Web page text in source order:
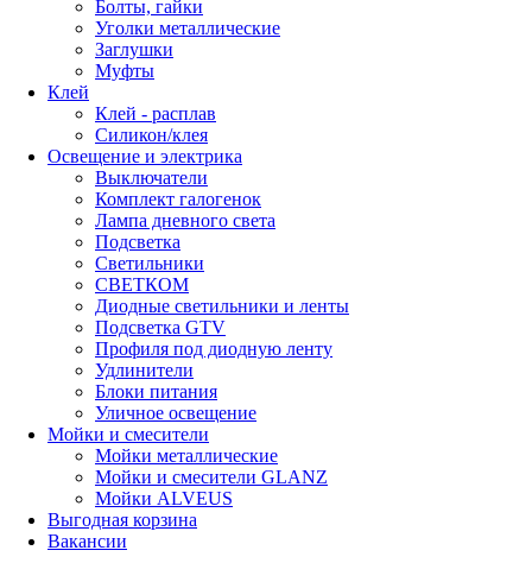
Болты, гайки
Уголки металлические
Заглушки
Муфты
Клей
Клей - расплав
Силикон/клея
Освещение и электрика
Выключатели
Комплект галогенок
Лампа дневного света
Подсветка
Светильники
СВЕТКОМ
Диодные светильники и ленты
Подсветка GTV
Профиля под диодную ленту
Удлинители
Блоки питания
Уличное освещение
Мойки и смесители
Мойки металлические
Мойки и смесители GLANZ
Мойки ALVEUS
Выгодная корзина
Вакансии